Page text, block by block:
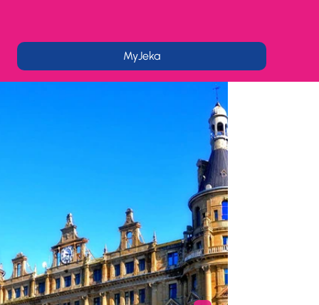
MyJeka